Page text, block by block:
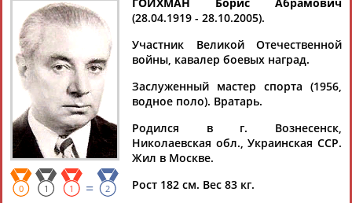
Аслаудин
АБАЕВ
Елена
АБАИМОВА
АБАКУМОВА
Юлия
АБАЛАКИНА
Дмитрий
АБАРЕНОВ
Тамилла
АБАСОВА
АБАЧАРАЕВ
Ростом
АБАШИДЗЕ
Водное поло
0 1 1 = 2
(28.04.1919 - 28.10.2005).
Участник Великой Отечественной
войны, кавалер боевых наград.
Заслуженный мастер спорта (1956,
водное поло). Вратарь.
Родился в г. Вознесенск,
Николаевская обл., Украинская ССР.
Жил в Москве.
Рост 182 см. Вес 83 кг.